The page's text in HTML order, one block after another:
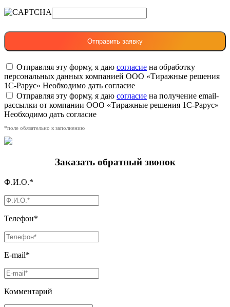
Отправляя эту форму, я даю согласие на обработку
персональных данных компанией ООО «Тиражные решения
1С-Рарус» Необходимо дать согласие
Отправляя эту форму, я даю согласие на получение email-
рассылки от компании ООО «Тиражные решения 1С-Рарус»
Необходимо дать согласие
*поле обязательно к заполнению
Заказать обратный звонок
Ф.И.О.*
Телефон*
E-mail*
Комментарий